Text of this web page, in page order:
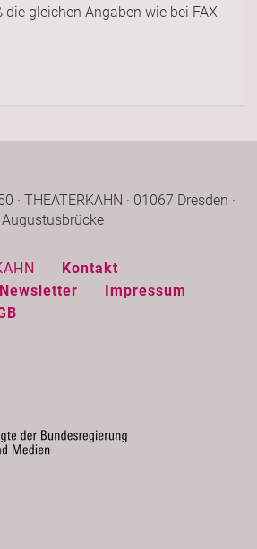
gleichen Angaben wie bei FAX
· THEATERKAHN · 01067 Dresden ·
Kontakt
Newsletter
Impressum